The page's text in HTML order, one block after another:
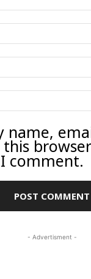
name,
comment.
- Advertisment -